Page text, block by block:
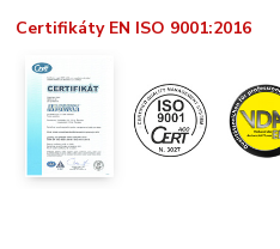
Certifikáty EN ISO 9001:2016